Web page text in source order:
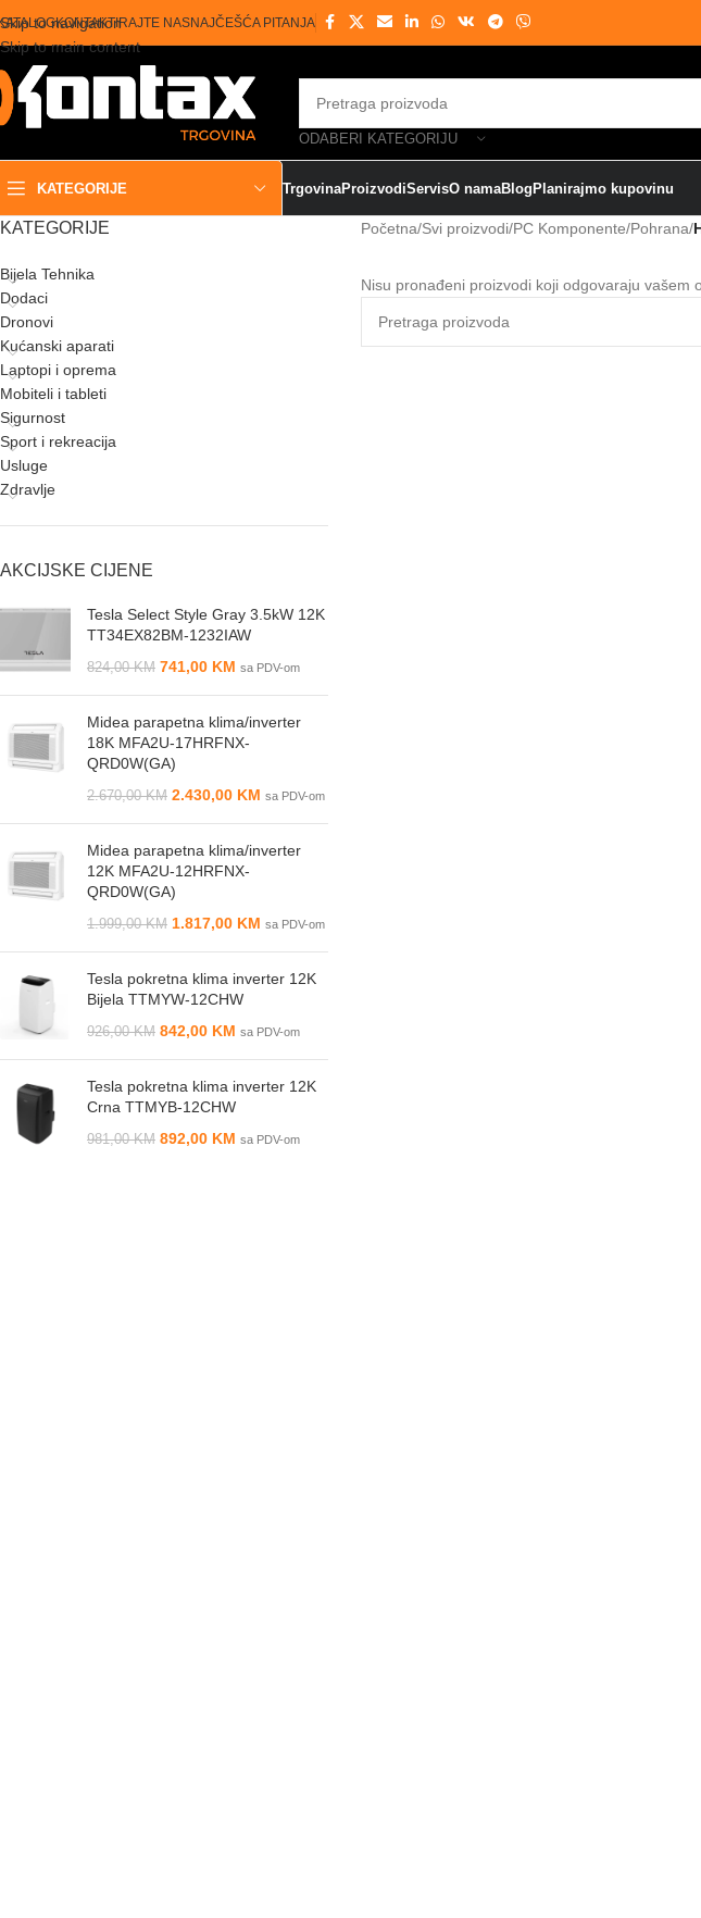
Skip to navigation
Skip to main content
KONTAKTIRAJTE NASNAJČEŠĆA PITANJA
ODABERI KATEGORIJU
KATEGORIJE TrgovinaProizvodiServisO namaBlogPlanirajmo kupovinu
KATEGORIJE
Bijela Tehnika
Dodaci
Dronovi
Kućanski aparati
Laptopi i oprema
Mobiteli i tableti
Sigurnost
Sport i rekreacija
Usluge
Zdravlje
AKCIJSKE CIJENE
Tesla Select Style Gray 3.5kW 12K
TT34EX82BM-1232IAW
824,00KM 741,00 KM sa PDV-om
Midea parapetna klima/inverter
18K MFA2U-17HRFNX-
QRD0W(GA)
2.670,00KM 2.430,00 KM sa PDV-om
Midea parapetna klima/inverter
12K MFA2U-12HRFNX-
QRD0W(GA)
1.999,00KM 1.817,00 KM sa PDV-om
Tesla pokretna klima inverter 12K
Bijela TTMYW-12CHW
926,00KM 842,00 KM sa PDV-om
Tesla pokretna klima inverter 12K
Crna TTMYB-12CHW
981,00KM 892,00 KM sa PDV-om
Početna/Svi proizvodi/PC Komponente/Pohrana/
Nisu pronađeni proizvodi koji odgovaraju vašem